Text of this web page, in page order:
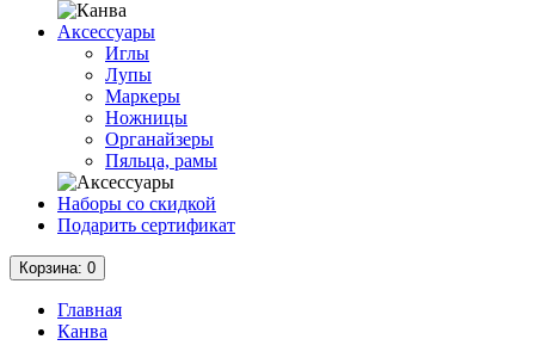
Аксессуары
Иглы
Лупы
Маркеры
Ножницы
Органайзеры
Пяльца, рамы
Наборы со скидкой
Подарить сертификат
Корзина: 0
Главная
Канва